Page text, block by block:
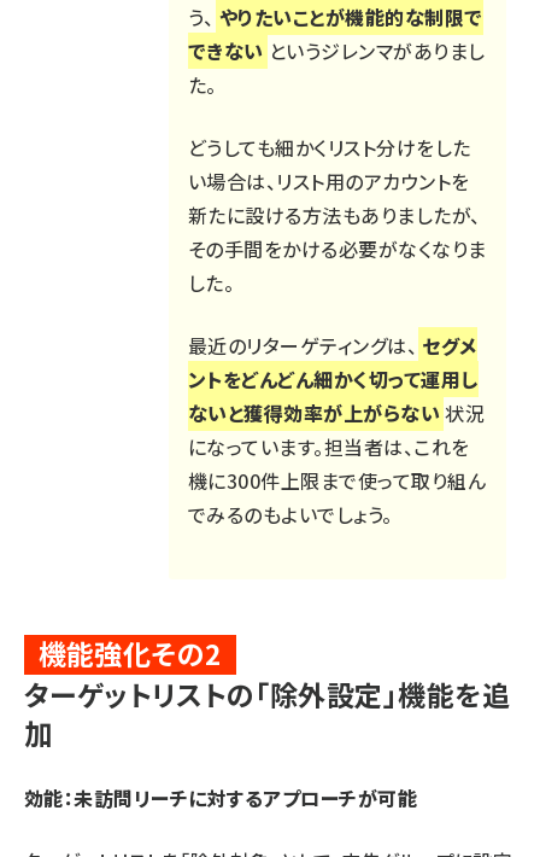
う、 やりたいことが機能的な制限で
できない というジレンマがありまし
た。
どうしても細かくリスト分けをした
い場合は、リスト用のアカウントを
新たに設ける方法もありましたが、
その手間をかける必要がなくなりま
した。
最近のリターゲティングは、 セグメ
ントをどんどん細かく切って運用し
ないと獲得効率が上がらない 状況
になっています。担当者は、これを
機に300件上限まで使って取り組ん
でみるのもよいでしょう。
機能強化その2
ターゲットリストの「除外設定」機能を追
加
効能：未訪問リーチに対するアプローチが可能